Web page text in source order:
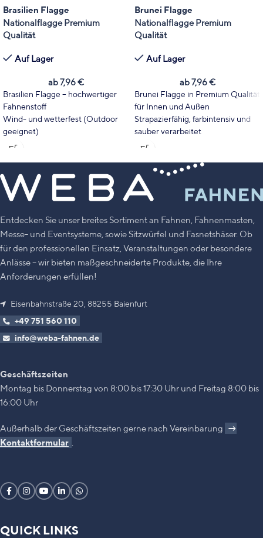
Brasilien Flagge
Nationalflagge Premium
Qualität
Auf Lager
ab7,96€
Brasilien Flagge – hochwertiger
Fahnenstoff
Wind- und wetterfest (Outdoor
geeignet)
Wählen Sie Fahnentyp und Größe
UV-Stabilität
Made in Germany
Brunei Flagge
Nationalflagge Premium
Qualität
Auf Lager
ab7,96€
Brunei Flagge in Premium Qualität
für Innen und Außen
Strapazierfähig, farbintensiv und
sauber verarbeitet
Wählen Sie Format und Größe
Dekoration
Leuchtende Farben mit hoher
UV-Stabilität
Entdecken Sie unser breites Sortiment an Fahnen, Fahnenmasten,
Messe- und Eventsysteme, sowie Sitzwürfel und Fasnetshäser. Ob
für den professionellen Einsatz, Veranstaltungen oder besondere
Anlässe – wir bieten maßgeschneiderte Produkte, die Ihre
Anforderungen erfüllen!
Eisenbahnstraße 20, 88255 Baienfurt
+49 751 560 110
info@weba-fahnen.de
Geschäftszeiten
Montag bis Donnerstag von 8:00 bis 17:30 Uhr und Freitag 8:00 bis
16:00 Uhr
Außerhalb der Geschäftszeiten gerne nach Vereinbarung →
Kontaktformular
QUICK LINKS